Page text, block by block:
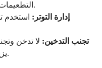
التطعيمات، وخاصةً ضد الالتهابات التنفسية.
إدارة التوتر: استخدم
تجنب التدخين: لا تدخن
يزيد من سوء مشاكل القلب والرئة.